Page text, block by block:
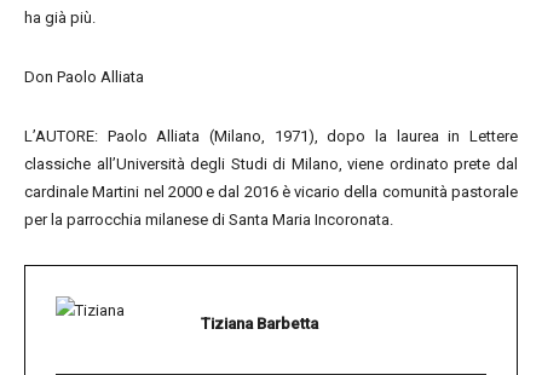
ha già più.
Don Paolo Alliata
L’AUTORE: Paolo Alliata (Milano, 1971), dopo la laurea in Lettere
classiche all’Università degli Studi di Milano, viene ordinato prete dal
cardinale Martini nel 2000 e dal 2016 è vicario della comunità pastorale
per la parrocchia milanese di Santa Maria Incoronata.
Tiziana Barbetta